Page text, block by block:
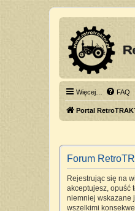
Więcej… FAQ
Portal
Forum
Rejestrując się na
akceptujesz, opuść
niemniej wskazane
wszelkimi